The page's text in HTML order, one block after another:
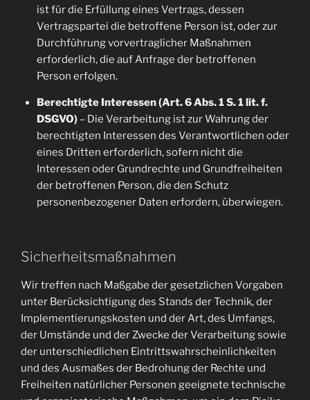
ist für die Erfüllung eines Vertrags, dessen
Vertragspartei die betroffene Person ist, oder zur
Durchführung vorvertraglicher Maßnahmen
erforderlich, die auf Anfrage der betroffenen
Person erfolgen.
Berechtigte Interessen (Art. 6 Abs. 1 S. 1 lit. f.
DSGVO)– Die Verarbeitung ist zur Wahrung der
berechtigten Interessen des Verantwortlichen oder
eines Dritten erforderlich, sofern nicht die
Interessen oder Grundrechte und Grundfreiheiten
der betroffenen Person, die den Schutz
personenbezogener Daten erfordern, überwiegen.
Sicherheitsmaßnahmen
Wir treffen nach Maßgabe der gesetzlichen Vorgaben
unter Berücksichtigung des Stands der Technik, der
Implementierungskosten und der Art, des Umfangs,
der Umstände und der Zwecke der Verarbeitung sowie
der unterschiedlichen Eintrittswahrscheinlichkeiten
und des Ausmaßes der Bedrohung der Rechte und
Freiheiten natürlicher Personen geeignete technische